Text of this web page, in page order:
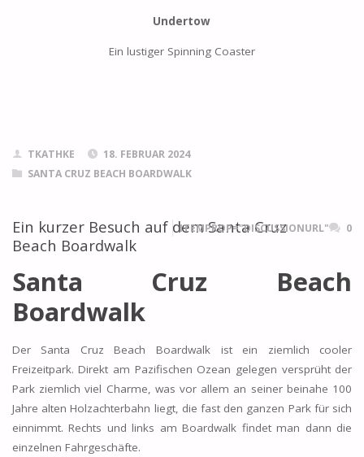
Undertow
Ein lustiger Spinning Coaster
TKATHKE
18. FEBRUAR 2024
SANTA CRUZ BEACH BOARDWALK
Ein kurzer Besuch auf dem Santa Cruz
Beach Boardwalk
ITEMPROP="DISCUSSIONURL" 0
Santa Cruz Beach
Boardwalk
Der Santa Cruz Beach Boardwalk ist ein ziemlich cooler
Freizeitpark. Direkt am Pazifischen Ozean gelegen versprüht der
Park ziemlich viel Charme, was vor allem an seiner beinahe 100
Jahre alten Holzachterbahn liegt, die fast den ganzen Park für sich
einnimmt. Rechts und links am Boardwalk findet man dann die
einzelnen Fahrgeschäfte.